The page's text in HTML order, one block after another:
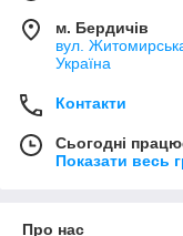
м. Бердичів
вул.
Україна
Контакти
Сьогодні
Показати весь
Про нас